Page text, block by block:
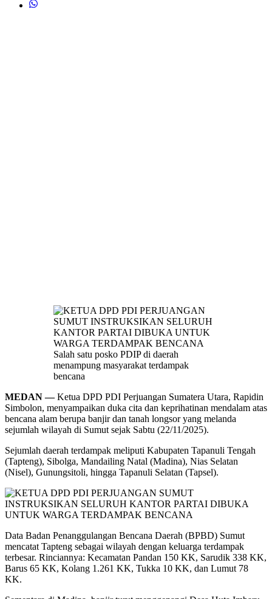
Salah satu posko PDIP di daerah
menampung masyarakat terdampak
bencana
MEDAN —Ketua DPD PDI Perjuangan Sumatera Utara, Rapidin
Simbolon, menyampaikan duka cita dan keprihatinan mendalam atas
bencana alam berupa banjir dan tanah longsor yang melanda
sejumlah wilayah di Sumut sejak Sabtu (22/11/2025).
Sejumlah daerah terdampak meliputi Kabupaten Tapanuli Tengah
(Tapteng), Sibolga, Mandailing Natal (Madina), Nias Selatan
(Nisel), Gunungsitoli, hingga Tapanuli Selatan (Tapsel).
Data Badan Penanggulangan Bencana Daerah (BPBD) Sumut
mencatat Tapteng sebagai wilayah dengan keluarga terdampak
terbesar. Rinciannya: Kecamatan Pandan 150 KK, Sarudik 338 KK,
Barus 65 KK, Kolang 1.261 KK, Tukka 10 KK, dan Lumut 78
KK.